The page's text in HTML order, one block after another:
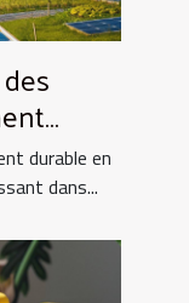
durable en
dans...